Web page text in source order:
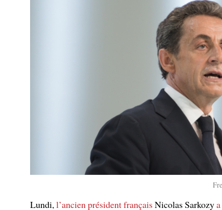
Lundi,l’ancien président françaisNicolas Sarkozy